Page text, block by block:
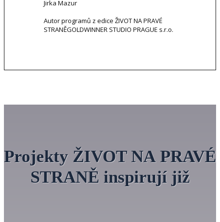
Jirka Mazur
Autor programů z edice ŽIVOT NA PRAVÉ
STRANĚGOLDWINNER STUDIO PRAGUE s.r.o.
Projekty ŽIVOT NA PRAVÉ
STRANĚ inspirují již